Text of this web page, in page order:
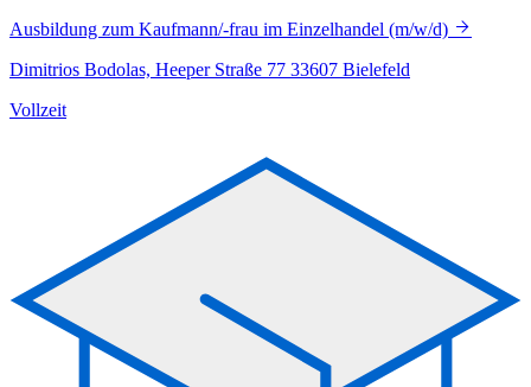
Ausbildung zum Kaufmann/-frau im Einzelhandel (m/w/d)
Dimitrios Bodolas, Heeper Straße 77 33607 Bielefeld
Vollzeit